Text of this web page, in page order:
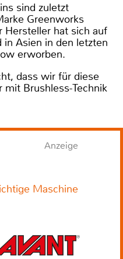
sind zuletzt
Greenworks
Hersteller hat sich auf
in Asien in den letzten
erworben.
dass wir für diese
mit Brushless-Technik
Anzeige
Maschine